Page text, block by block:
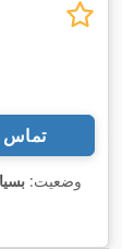
تماس
وضعیت: